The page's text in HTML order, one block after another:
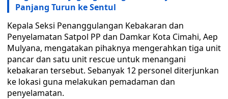
Panjang Turun ke Sentul
Kepala Seksi Penanggulangan Kebakaran dan
Penyelamatan Satpol PP dan Damkar Kota Cimahi, Aep
Mulyana, mengatakan pihaknya mengerahkan tiga unit
pancar dan satu unit rescue untuk menangani
kebakaran tersebut. Sebanyak 12 personel diterjunkan
ke lokasi guna melakukan pemadaman dan
penyelamatan.